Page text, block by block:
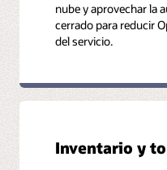
Garantía de servicio de
SDN/NFV
Enfoque unificado
nube y aprovechar la
cerrado para reducir
del servicio.
Inventario y